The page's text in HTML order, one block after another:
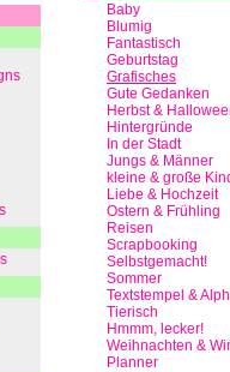
Baby
Blumig
Fantastisch
Geburtstag
Grafisches
Gute Gedanken
Herbst &
Hintergründe
In der Stadt
Jungs & Männer
kleine & große
Liebe & Hochzeit
Ostern & Frühling
Reisen
Scrapbooking
Selbstgemacht!
Sommer
Textstempel &
Tierisch
Hmmm, lecker!
Weihnachten &
Planner